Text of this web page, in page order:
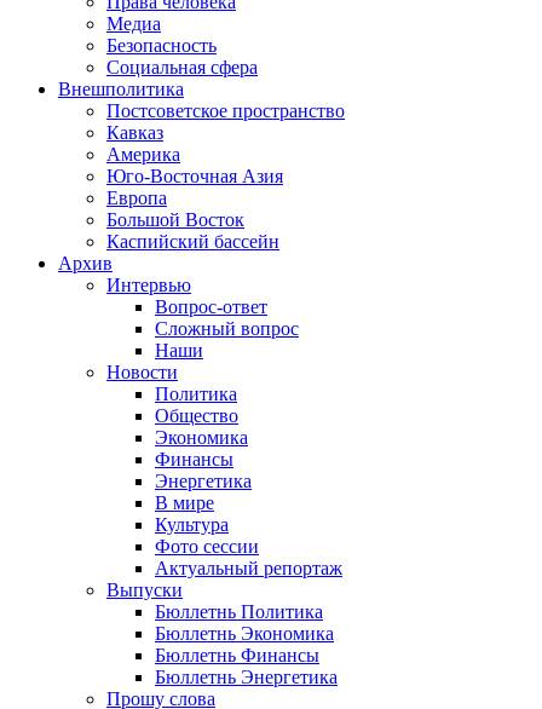
Медиа
Безопасность
Социальная сфера
Внешполитика
Постсоветское пространство
Кавказ
Америка
Юго-Восточная Азия
Европа
Большой Восток
Каспийский бассейн
Архив
Интервью
Вопрос-ответ
Сложный вопрос
Наши
Новости
Политика
Общество
Экономика
Финансы
Энергетика
В мире
Культура
Фото сессии
Актуальный репортаж
Выпуски
Бюллетнь Политика
Бюллетнь Экономика
Бюллетнь Финансы
Бюллетнь Энергетика
Прошу слова